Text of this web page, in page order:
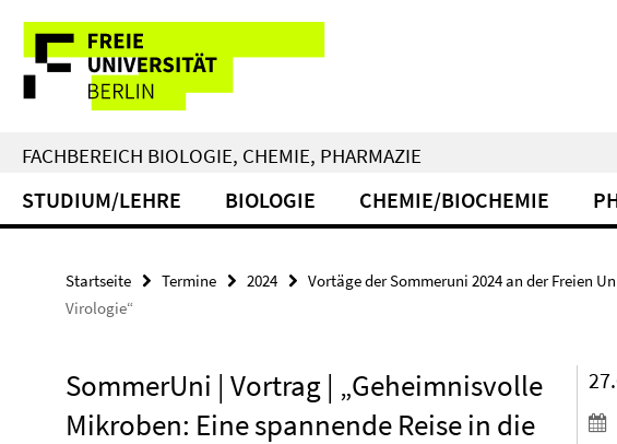
direkt
Inhalt
Service-
Navigation
FACHBEREICH BIOLOGIE, CHEMIE, PHARMAZIE
STUDIUM/LEHRE BIOLOGIE CHEMIE/BIOCHEMIE
Startseite Termine 2024 Vortäge der Sommeruni 2024 an der Freien
Virologie“
SommerUni | Vortrag | „Geheimnisvolle
Mikroben: Eine spannende Reise in die